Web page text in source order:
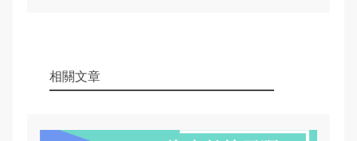
相關文章